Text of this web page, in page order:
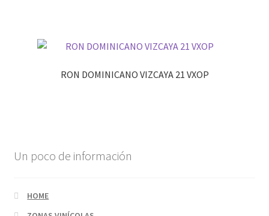
RON DOMINICANO VIZCAYA 21 VXOP
Un poco de información
HOME